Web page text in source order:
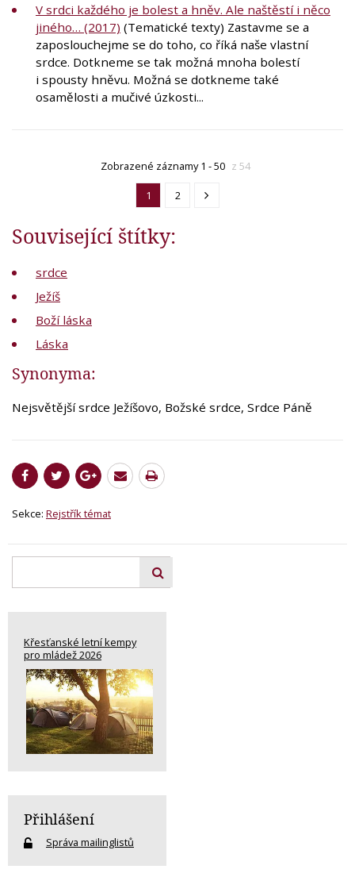
V srdci každého je bolest a hněv. Ale naštěstí i něco
jiného… (2017) (Tematické texty) Zastavme se a
zaposlouchejme se do toho, co říká naše vlastní
srdce. Dotkneme se tak možná mnoha bolestí
i spousty hněvu. Možná se dotkneme také
osamělosti a mučivé úzkosti...
Zobrazené záznamy 1 - 50 z 54
1 2
Související štítky:
srdce
Ježíš
Boží láska
Láska
Synonyma:
Nejsvětější srdce Ježíšovo, Božské srdce, Srdce Páně
Sekce: Rejstřík témat
Křesťanské letní kempy
pro mládež 2026
Přihlášení
Správa mailinglistů